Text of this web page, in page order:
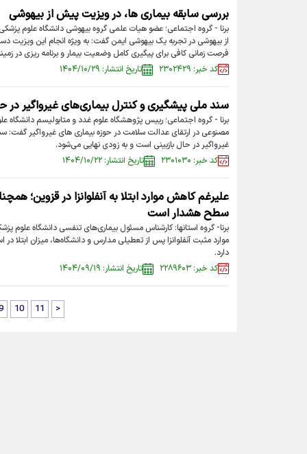
بررسی سابقه بیماری ها، در ویزیت پیش از بیهوشی
برنا - گروه اجتماعی؛ عضو هیات علمی گروه بیهوشی دانشگاه علوم
از بیهوشی در تجربه یک بیهوشی ایمن گفت: به ویژه انجام این
فرصت زمانی کافی برای پیگیری کامل وضعیت بیمار و برنامه ریزی در
کد خبر: ۲۳۰۲۴۲۹
تاریخ انتشار: ۱۴۰۴/۱۰/۲۹
سند ملی پیشگیری و کنترل بیماری‌های غیرواگیر در
برنا - گروه اجتماعی؛ رییس پژوهشگاه علوم غدد و متابولیسم دانشگاه
مصنوعی در ارتقای عدالت سلامت در حوزه بیماری های غیرواگیر گفت:
غیرواگیر در حال بازبینی است و به زودی نهایی می‌شود.
کد خبر: ۲۳۰۱۰۳۰
تاریخ انتشار: ۱۴۰۴/۱۰/۲۲
علیرغم کاهش موارد ابتلا به آنفلوانزا در قزوین؛
سطح هشدار است
برنا- گروه استانها: کارشناس مسئول بیماری‌های تنفسی دانشگاه علوم
موارد مثبت آنفلوانزا پس از تعطیلی مدارس و دانشگاه‌ها، میزان ابتلا
دارد.
کد خبر: ۲۲۸۹۶۰۳
تاریخ انتشار: ۱۴۰۴/۰۹/۱۹
10 11 >